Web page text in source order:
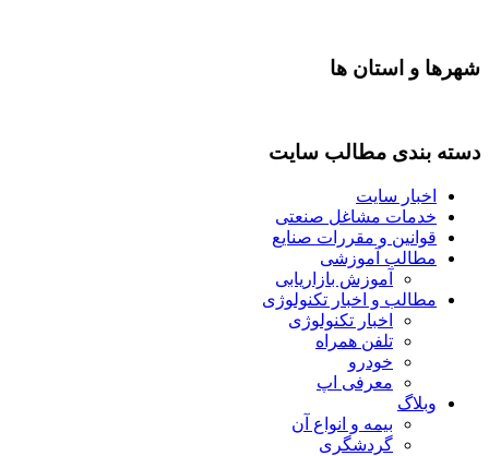
شهرها و استان ها
دسته بندی مطالب سایت
اخبار سایت
خدمات مشاغل صنعتی
قوانین و مقررات صنایع
مطالب آموزشی
آموزش بازاریابی
مطالب و اخبار تکنولوژی
اخبار تکنولوژی
تلفن همراه
خودرو
معرفی اپ
وبلاگ
بیمه و انواع آن
گردشگری